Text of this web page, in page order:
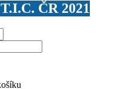
ČR 2021